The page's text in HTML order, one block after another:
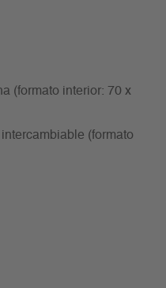
(formato interior: 70 x
(formato